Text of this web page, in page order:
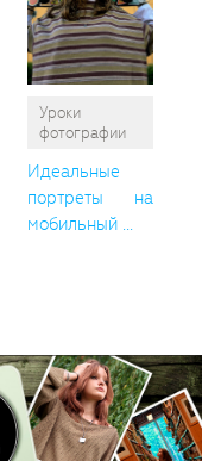
Уроки
фотографии
Идеальные
портреты на
мобильный ...